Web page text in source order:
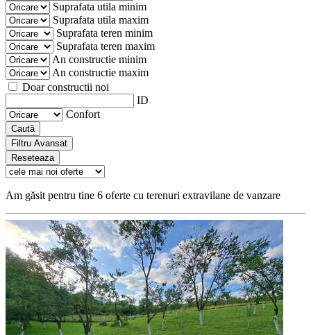
Suprafata utila minim
Suprafata utila maxim
Suprafata teren minim
Suprafata teren maxim
An constructie minim
An constructie maxim
Doar constructii noi
ID
Confort
Caută
Filtru Avansat
Reseteaza
Am găsit pentru tine 6 oferte cu terenuri extravilane de vanzare